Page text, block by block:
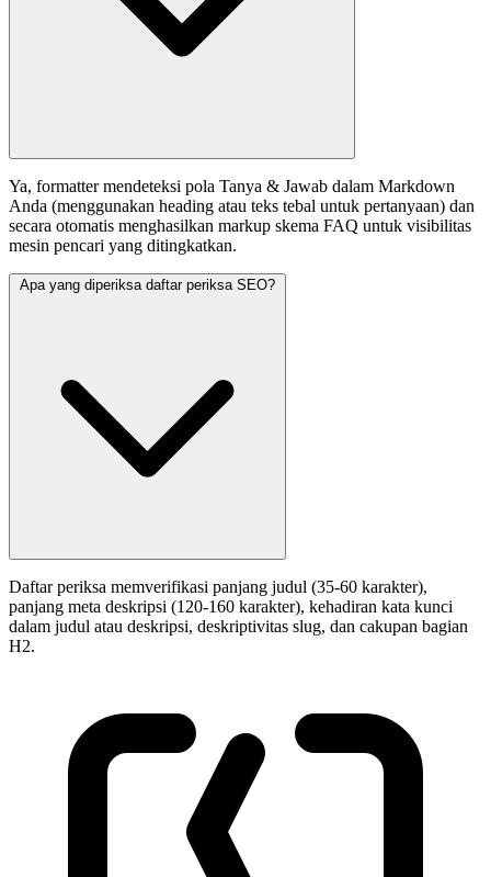
Ya, formatter mendeteksi pola Tanya & Jawab dalam Markdown
Anda (menggunakan heading atau teks tebal untuk pertanyaan) dan
secara otomatis menghasilkan markup skema FAQ untuk visibilitas
mesin pencari yang ditingkatkan.
Apa yang diperiksa daftar periksa SEO?
Daftar periksa memverifikasi panjang judul (35-60 karakter),
panjang meta deskripsi (120-160 karakter), kehadiran kata kunci
dalam judul atau deskripsi, deskriptivitas slug, dan cakupan bagian
H2.